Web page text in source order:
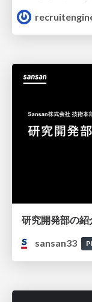
研究開発部の紹
sansan33